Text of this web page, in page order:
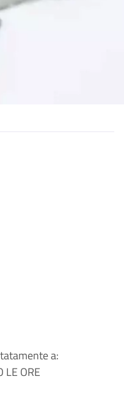
a:
LE ORE